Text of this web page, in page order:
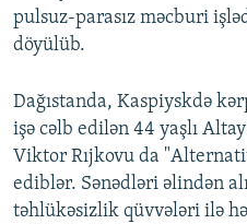
pulsuz-parasız məcburi
döyülüb.
Dağıstanda, Kaspiyskdə
işə cəlb edilən 44 yaşlı
Viktor Rıjkovu da
ediblər. Sənədləri əlindən
təhlükəsizlik qüvvələri ilə